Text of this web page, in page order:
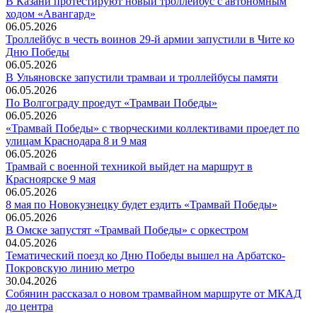
ходом «Авангард»
06.05.2026
Троллейбус в честь воинов 29-й армии запустили в Чите ко
Дню Победы
06.05.2026
В Ульяновске запустили трамваи и троллейбусы памяти
06.05.2026
По Волгограду проедут «Трамваи Победы»
06.05.2026
«Трамвай Победы» с творческими коллективами проедет по
улицам Краснодара 8 и 9 мая
06.05.2026
Трамвай с военной техникой выйдет на маршрут в
Красноярске 9 мая
06.05.2026
8 мая по Новокузнецку будет ездить «Трамвай Победы»
06.05.2026
В Омске запустят «Трамвай Победы» с оркестром
04.05.2026
Тематический поезд ко Дню Победы вышел на Арбатско-
Покровскую линию метро
30.04.2026
Собянин рассказал о новом трамвайном маршруте от МКАД
до центра